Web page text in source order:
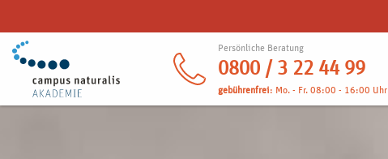
Persönliche Beratung
0800 / 3 22 44 99
gebührenfrei: Mo. - Fr. 08:00 - 16:00 Uhr